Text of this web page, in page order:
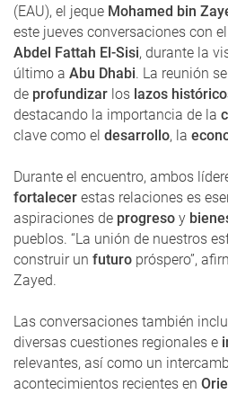
(EAU), el jeque Mohamed bin
este jueves conversaciones con
Abdel Fattah El-Sisi, durante la
último a Abu Dhabi. La reunión
de profundizar los lazos
destacando la importancia de la
clave como el desarrollo, la
Durante el encuentro, ambos
fortalecer estas relaciones es
aspiraciones de progreso y
pueblos. “La unión de nuestros
construir un futuro próspero”,
Zayed.
Las conversaciones también
diversas cuestiones regionales e
relevantes, así como un
acontecimientos recientes en